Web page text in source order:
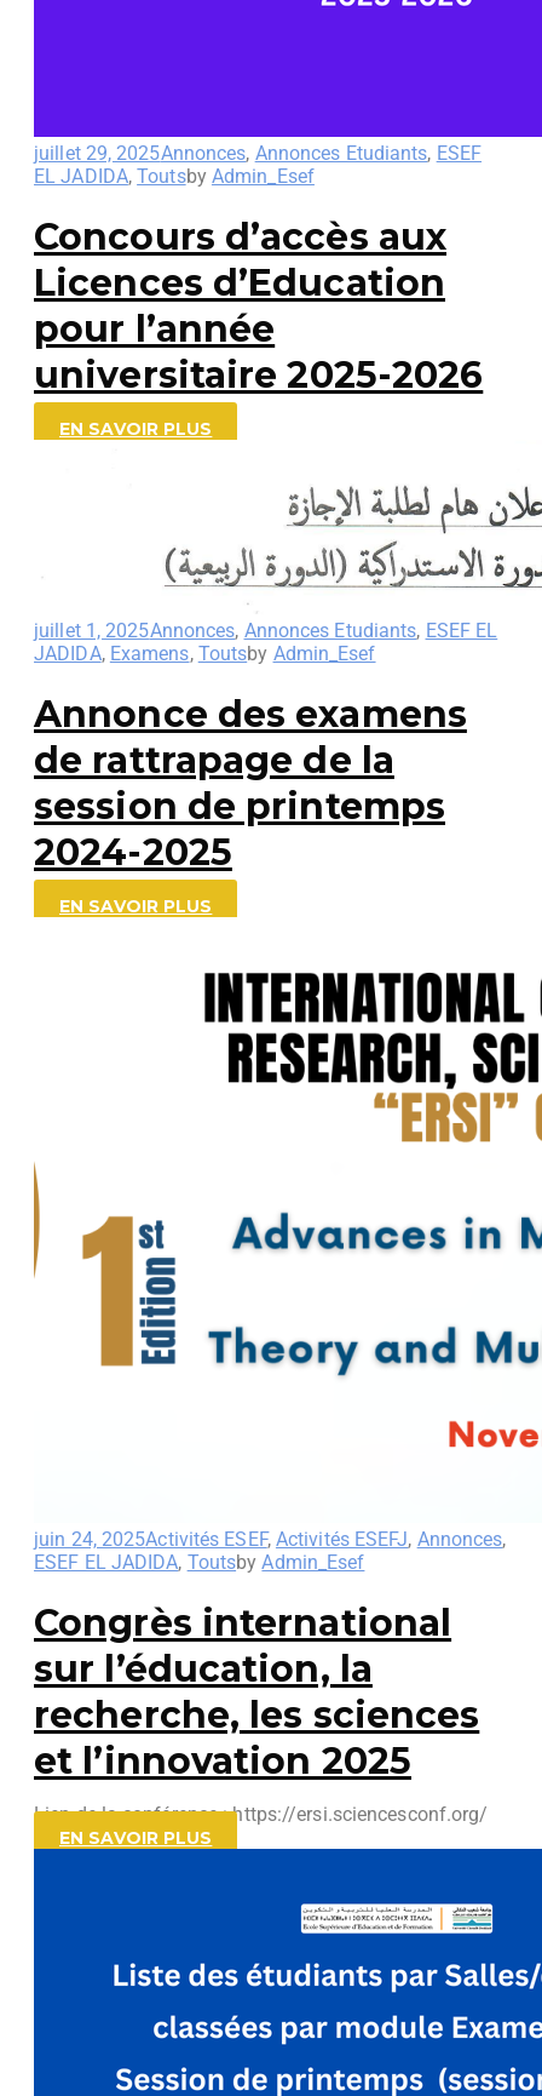
juillet 29, 2025Annonces, Annonces Etudiants, ESEF
EL JADIDA,Toutsby Admin_Esef
Concours d’accès aux
Licences d’Education
pour l’année
universitaire 2025-2026
EN SAVOIR PLUS
juillet 1, 2025Annonces, Annonces Etudiants, ESEF EL
JADIDA, Examens, Toutsby Admin_Esef
Annonce des examens
de rattrapage de la
session de printemps
2024-2025
EN SAVOIR PLUS
juin 24, 2025Activités ESEF, Activités ESEFJ, Annonces,
ESEF EL JADIDA, ToutsbyAdmin_Esef
Congrès international
sur l’éducation, la
recherche, les sciences
et l’innovation 2025
Lien de la conférence : https://ersi.sciencesconf.org/
EN SAVOIR PLUS